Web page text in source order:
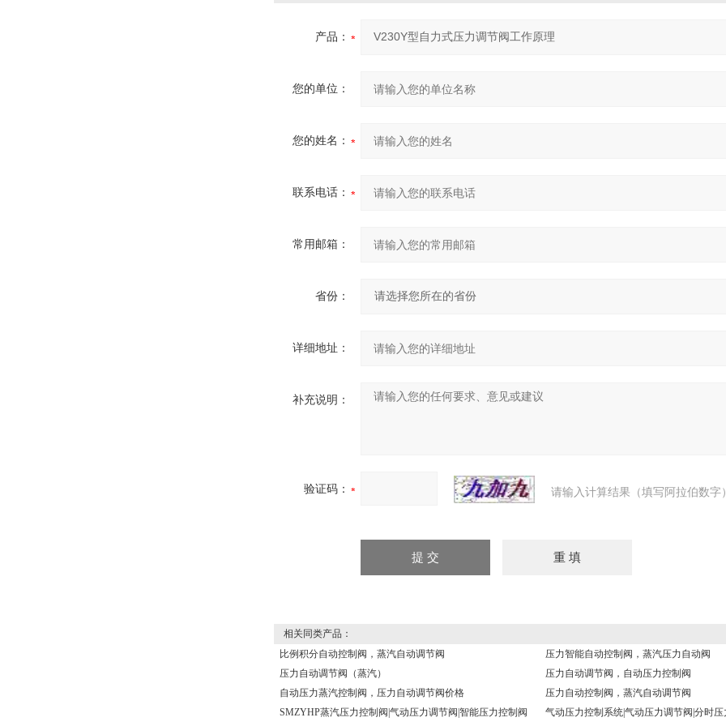
产品：
您的单位：
您的姓名：
联系电话：
常用邮箱：
省份：
详细地址：
补充说明：
验证码： 请输入计算结果（填写阿拉伯数字
相关同类产品：
比例积分自动控制阀，蒸汽自动调节阀
压力智能自动控制阀，蒸汽压力自动阀
压力自动调节阀（蒸汽）
压力自动调节阀，自动压力控制阀
自动压力蒸汽控制阀，压力自动调节阀价格
压力自动控制阀，蒸汽自动调节阀
SMZYHP蒸汽压力控制阀|气动压力调节阀|智能压力控制阀
气动压力控制系统|气动压力调节阀|分时